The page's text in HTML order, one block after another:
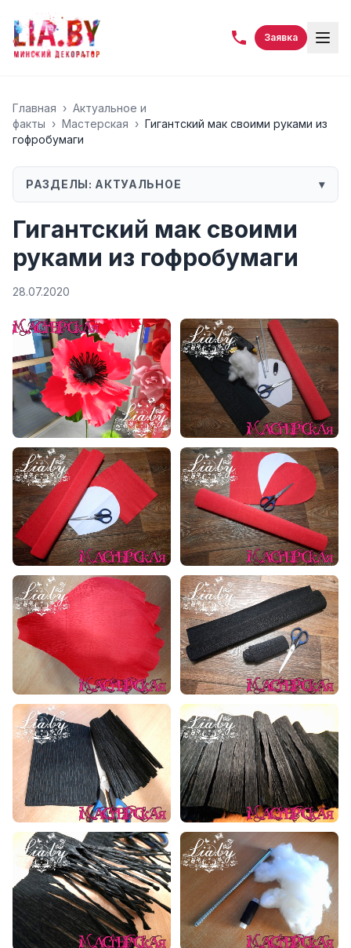
Заявка
Главная › Актуальное и
факты › Мастерская › Гигантский мак своими руками из
гофробумаги
РАЗДЕЛЫ: АКТУАЛЬНОЕ ▾
Гигантский мак своими
руками из гофробумаги
28.07.2020